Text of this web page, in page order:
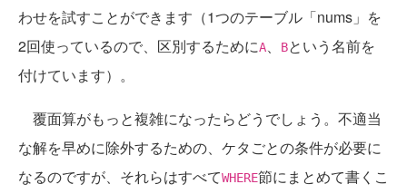
わせを試すことができます（1つのテーブル「nums」を
2回使っているので、区別するためにA、 Bという名前を
付けています）。
覆面算がもっと複雑になったらどうでしょう。不適当
な解を早めに除外するための、ケタごとの条件が必要に
なるのですが、それらはすべてWHERE節にまとめて書くこ